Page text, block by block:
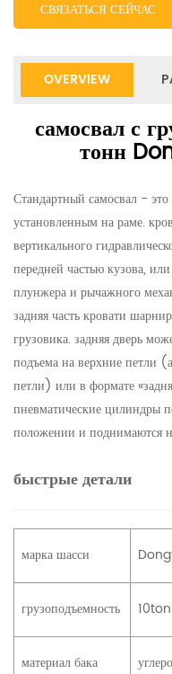
СВЯЗАТЬСЯ СЕЙЧАС
OVERVIEW
самосвал с
тонн
Стандартный самосвал -
установленным на раме.
вертикального
передней частью кузова,
плунжера и рычажного
задняя часть кровати
грузовика. задняя дверь
подъема на верхние петли
петли) или в формате
пневматические цилиндры
положении и поднимаются
быстрые детали
марка шасси
грузоподъемность
материал бака